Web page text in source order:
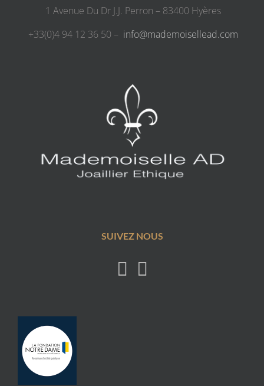
1 Avenue Du Dr J.J. Perron – 83400 Hyères
+33(0)4 94 12 36 50 – info@mademoisellead.com
SUIVEZ NOUS